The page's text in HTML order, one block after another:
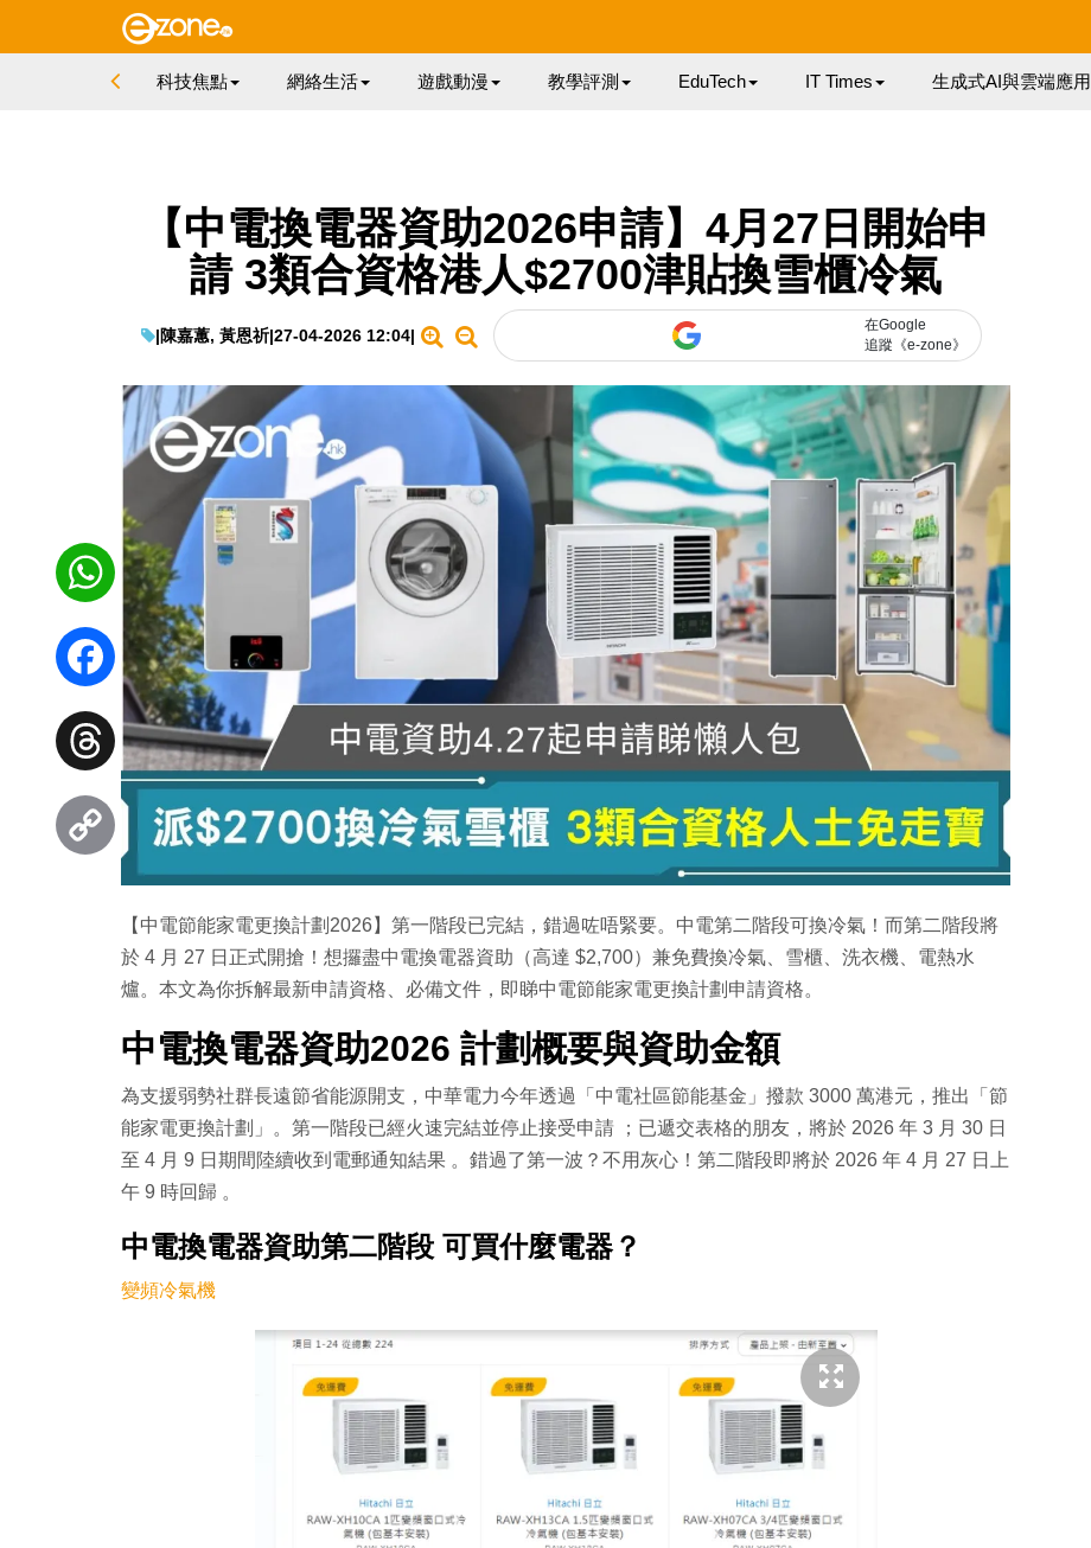
科技焦點 網絡生活 遊戲動漫 教學評測 EduTech IT Times 生成式AI與雲端應用
【中電換電器資助2026申請】4月27日開始申
請 3類合資格港人$2700津貼換雪櫃冷氣
|陳嘉蕙, 黃恩祈|27-04-2026 12:04|
在Google
追蹤《e-zone》
【中電節能家電更換計劃2026】第一階段已完結，錯過咗唔緊要。中電第二階段可換冷氣！而第二階段將
於 4 月 27 日正式開搶！想攞盡中電換電器資助（高達 $2,700）兼免費換冷氣、雪櫃、洗衣機、電熱水
爐。本文為你拆解最新申請資格、必備文件，即睇中電節能家電更換計劃申請資格。
中電換電器資助2026 計劃概要與資助金額
為支援弱勢社群長遠節省能源開支，中華電力今年透過「中電社區節能基金」撥款 3000 萬港元，推出「節
能家電更換計劃」。 第一階段已經火速完結並停止接受申請 ；已遞交表格的朋友，將於 2026 年 3 月 30 日
至 4 月 9 日期間陸續收到電郵通知結果 。錯過了第一波？不用灰心！第二階段即將於 2026 年 4 月 27 日上
午 9 時回歸 。
中電換電器資助第二階段 可買什麼電器？
變頻冷氣機
WhatsApp
Facebook
Threads
Copy